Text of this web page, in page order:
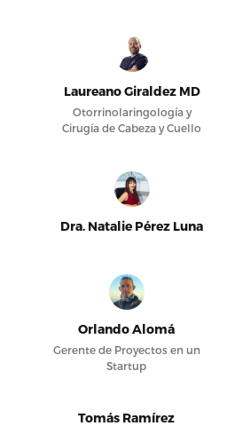
Laureano Giraldez MD
Otorrinolaringología y
Cirugía de Cabeza y Cuello
Dra. Natalie Pérez Luna
Orlando Alomá
Gerente de Proyectos en un
Startup
Tomás Ramírez